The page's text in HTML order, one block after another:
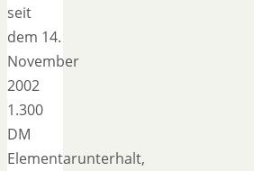
seit
dem 14.
November
2002
1.300
DM
Elementarunterhalt,